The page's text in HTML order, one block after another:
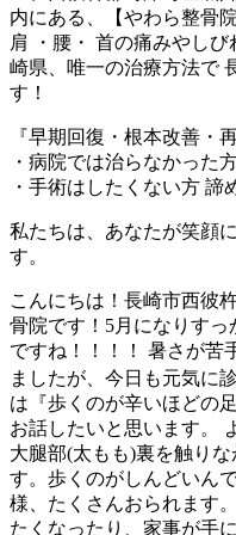
内にある、【やわら整骨
肩 ・腰・ 首の痛みやし
崎県、唯一の治療方法で
す！
『早期回復・根本改善・
・病院では治らなかった
・手術はしたくない方 諦
私たちは、あなたが笑顔
す。
こんにちは！長崎市西彼
骨院です！5月になりす
ですね！！！！ 暑さが苦
ましたが、今日も元気に
は『歩くのが辛いほどの
お話したいと思います。
大腿部(太もも)裏を触り
す。歩くのがしんどいん
様、たくさんおられます
たくなったり、家事が手